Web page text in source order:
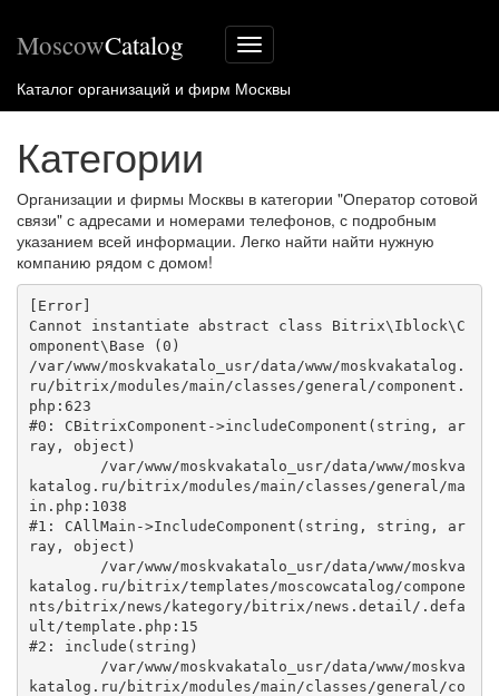
Меню
сайта
MoscowCatalog
Каталог организаций и фирм Москвы
Категории
Организации и фирмы Москвы в категории "Оператор сотовой
связи" с адресами и номерами телефонов, с подробным
указанием всей информации. Легко найти найти нужную
компанию рядом с домом!
[Error]
Cannot instantiate abstract class Bitrix\Iblock\C
omponent\Base (0)
/var/www/moskvakatalo_usr/data/www/moskvakatalog.
ru/bitrix/modules/main/classes/general/component.
php:623
#0: CBitrixComponent->includeComponent(string, ar
ray, object)
katalog.ru/bitrix/modules/main/classes/general/ma
in.php:1038
#1: CAllMain->IncludeComponent(string, string, ar
ray, object)
katalog.ru/bitrix/templates/moscowcatalog/compone
nts/bitrix/news/kategory/bitrix/news.detail/.defa
ult/template.php:15
#2: include(string)
katalog.ru/bitrix/modules/main/classes/general/co